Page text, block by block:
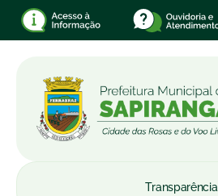
Transparência